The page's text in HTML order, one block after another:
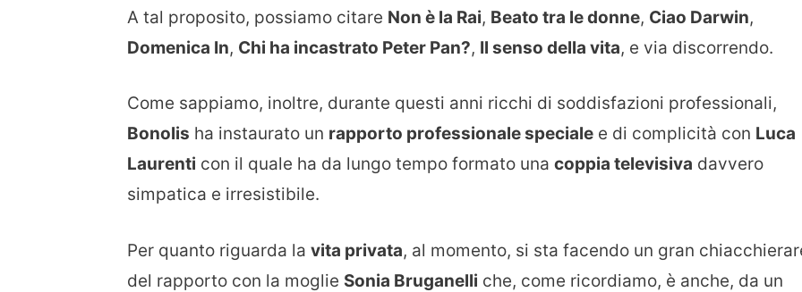
A tal proposito, possiamo citare Non è la Rai, Beato tra le donne, Ciao Darwin,
Domenica In, Chi ha incastrato Peter Pan?, Il senso della vita, e via discorrendo.
Come sappiamo, inoltre, durante questi anni ricchi di soddisfazioni professionali,
Bonolis ha instaurato un rapporto professionale speciale e di complicità con Luca
Laurenti con il quale ha da lungo tempo formato una coppia televisiva davvero
simpatica e irresistibile.
Per quanto riguarda la vita privata, al momento, si sta facendo un gran
del rapporto con la moglie Sonia Bruganelli che, come ricordiamo, è anche, da un